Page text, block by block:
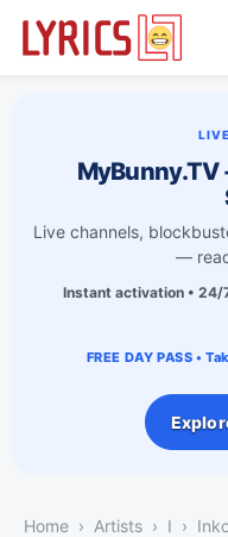
MyBunny.TV
Live channels,
—
Instant activation •
FREE DAY PASS •
Home Artists I